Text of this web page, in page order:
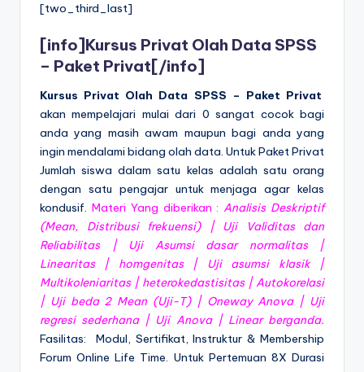
[two_third_last]
[info] Kursus Privat Olah Data SPSS
– Paket Privat [/info]
Kursus Privat Olah Data SPSS – Paket Privat
akan mempelajari mulai dari 0 sangat cocok bagi
anda yang masih awam maupun bagi anda yang
ingin mendalami bidang olah data. Untuk Paket Privat
Jumlah siswa dalam satu kelas adalah satu orang
dengan satu pengajar untuk menjaga agar kelas
kondusif. Materi Yang diberikan : Analisis Deskriptif
(Mean, Distribusi frekuensi) | Uji Validitas dan
Reliabilitas | Uji Asumsi dasar normalitas |
Linearitas | homgenitas | Uji asumsi klasik |
Multikoleniaritas | heterokedastisitas | Autokorelasi
| Uji beda 2 Mean (Uji-T) | Oneway Anova | Uji
regresi sederhana | Uji Anova | Linear berganda.
Fasilitas: Modul, Sertifikat, Instruktur & Membership
Forum Online Life Time. Untuk Pertemuan 8X Durasi